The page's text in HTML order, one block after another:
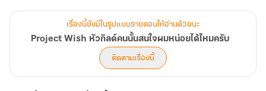
ได้
ไหม
ครับ
เรื่องนี้ยังมีในรูปแบบรายตอนให้อ่านด้วยนะ
Project Wish หัวกิลด์คนนั้นสนใจผมหน่อยได้ไหมครับ
ติดตามเรื่องนี้